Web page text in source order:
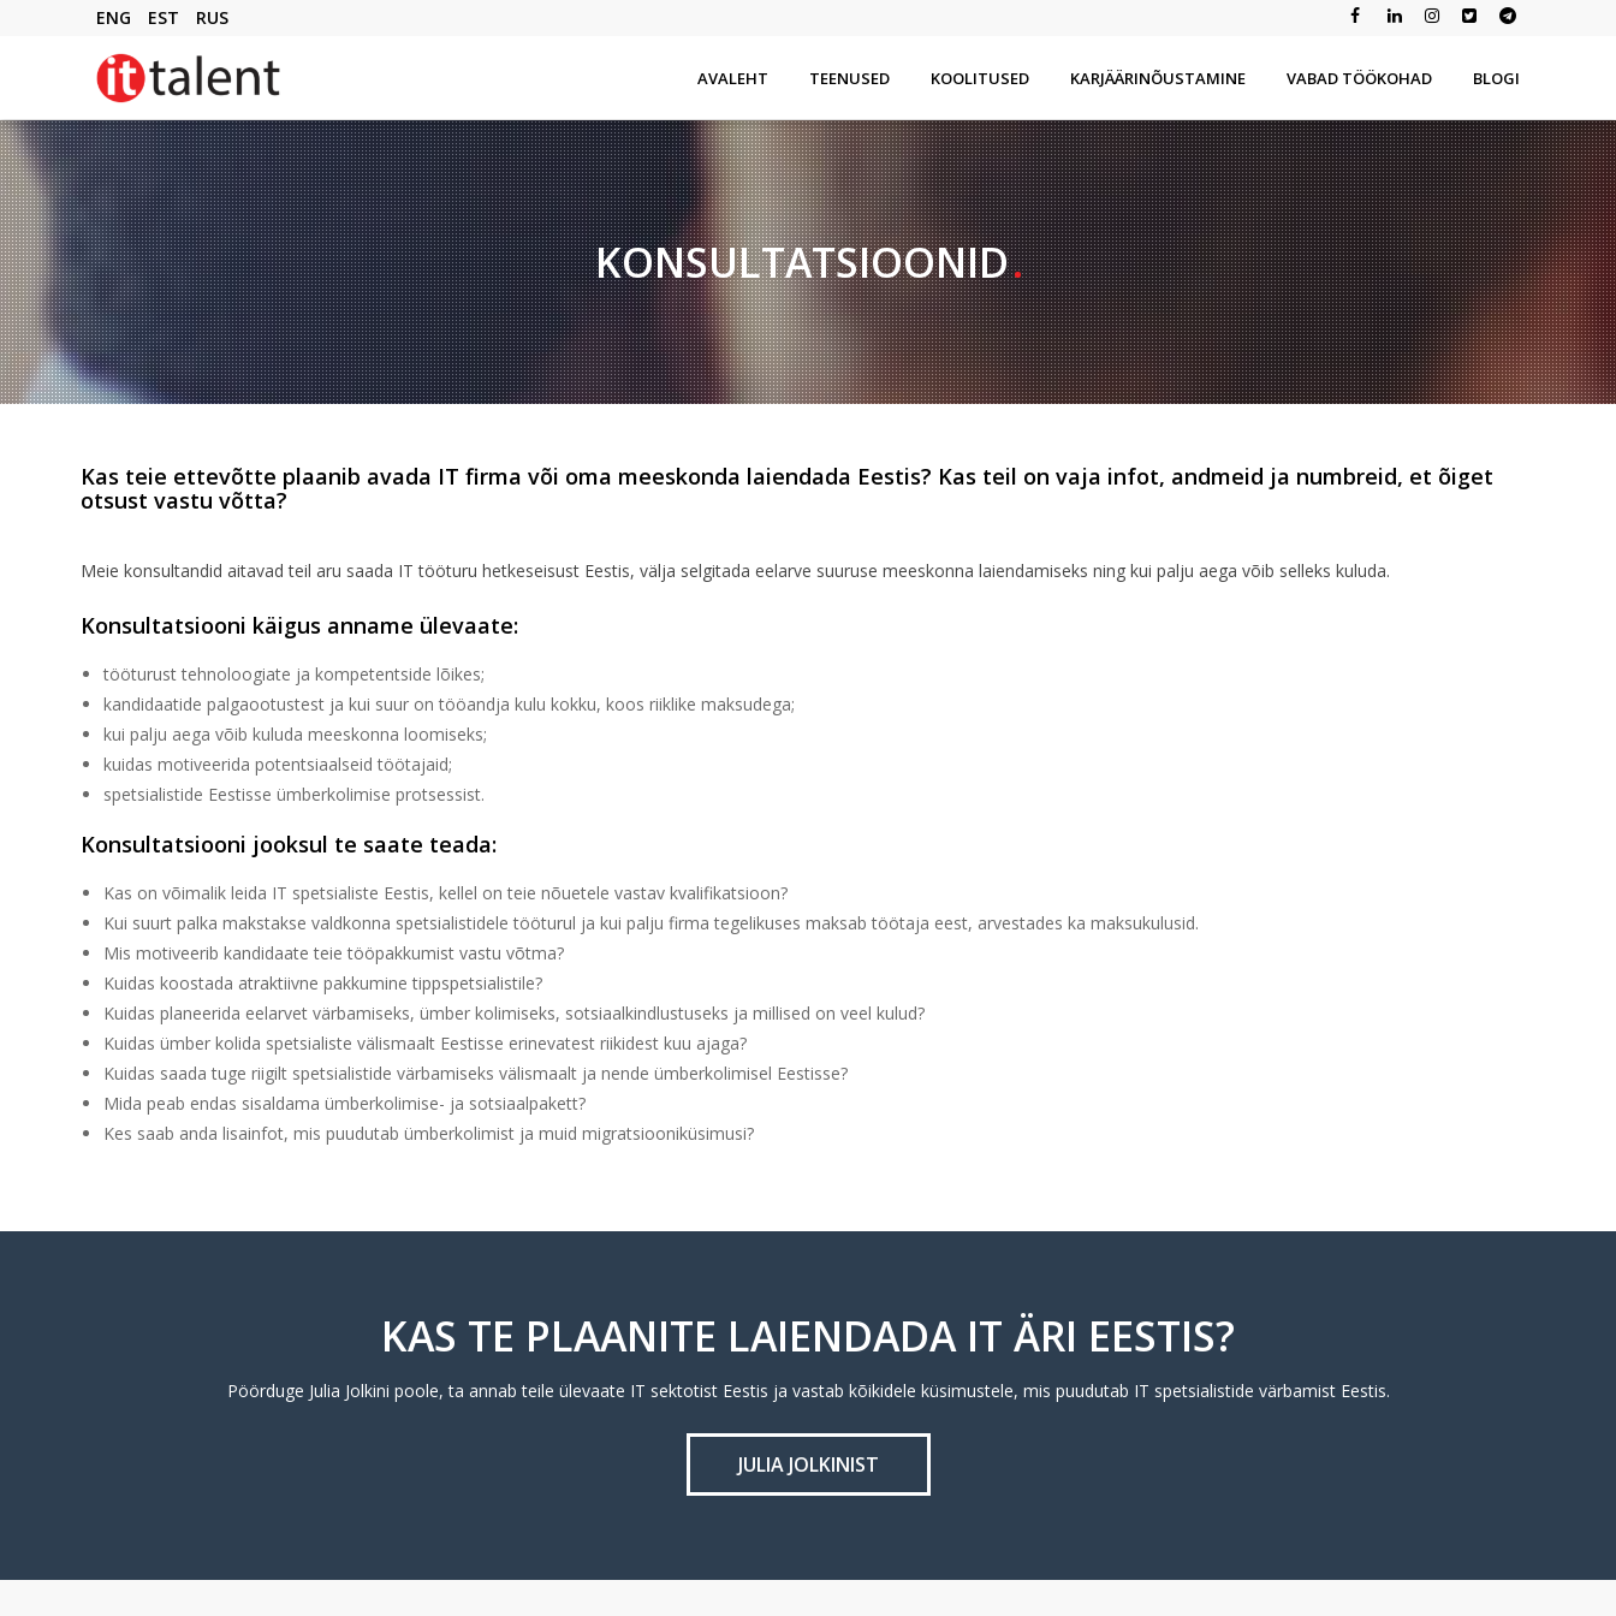
ENG EST RUS
AVALEHT TEENUSED KOOLITUSED KARJÄÄRINÕUSTAMINE VABAD TÖÖKOHAD BLOGI
KONSULTATSIOONID
Kas teie ettevõtte plaanib avada IT firma või oma meeskonda laiendada Eestis? Kas teil on vaja infot, andmeid ja numbreid, et õiget
otsust vastu võtta?
Meie konsultandid aitavad teil aru saada IT tööturu hetkeseisust Eestis, välja selgitada eelarve suuruse meeskonna laiendamiseks ning kui palju aega võib selleks kuluda.
Konsultatsiooni käigus anname ülevaate:
tööturust tehnoloogiate ja kompetentside lõikes;
kandidaatide palgaootustest ja kui suur on tööandja kulu kokku, koos riiklike maksudega;
kui palju aega võib kuluda meeskonna loomiseks;
kuidas motiveerida potentsiaalseid töötajaid;
spetsialistide Eestisse ümberkolimise protsessist.
Konsultatsiooni jooksul te saate teada:
Kas on võimalik leida IT spetsialiste Eestis, kellel on teie nõuetele vastav kvalifikatsioon?
Kui suurt palka makstakse valdkonna spetsialistidele tööturul ja kui palju firma tegelikuses maksab töötaja eest, arvestades ka maksukulusid.
Mis motiveerib kandidaate teie tööpakkumist vastu võtma?
Kuidas koostada atraktiivne pakkumine tippspetsialistile?
Kuidas planeerida eelarvet värbamiseks, ümber kolimiseks, sotsiaalkindlustuseks ja millised on veel kulud?
Kuidas ümber kolida spetsialiste välismaalt Eestisse erinevatest riikidest kuu ajaga?
Kuidas saada tuge riigilt spetsialistide värbamiseks välismaalt ja nende ümberkolimisel Eestisse?
Mida peab endas sisaldama ümberkolimise- ja sotsiaalpakett?
Kes saab anda lisainfot, mis puudutab ümberkolimist ja muid migratsiooniküsimusi?
KAS TE PLAANITE LAIENDADA IT ÄRI EESTIS?
Pöörduge Julia Jolkini poole, ta annab teile ülevaate IT sektotist Eestis ja vastab kõikidele küsimustele, mis puudutab IT spetsialistide värbamist Eestis.
JULIA JOLKINIST